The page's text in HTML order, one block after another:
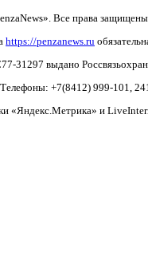
Все права
https://penzanews.ru
выдано
+7(8412) 999-101,
«Яндекс.Метрика» и